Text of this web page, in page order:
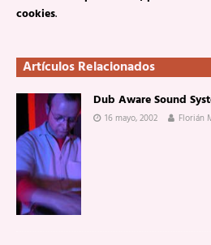
cookies.
Artículos Relacionados
Dub Aware Sound
16 mayo, 2002 Florián